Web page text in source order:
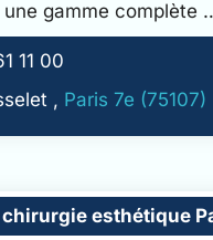
gamme complète
11 00
, Paris 7e (75107)
esthétique